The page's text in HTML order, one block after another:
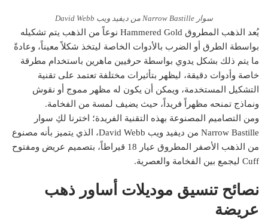
سوار Narrow Bastille من ديفيد ويب David Webb
يُعد الذهب المطروق Hammered Gold نوعاً من الذهب يتم تشكيله
بواسطة الطرق أو الضرب بالأدوات الخاصة ليتخذ شكلاً معيناً، وعادةً
ما يتم ذلك بشكل يدوي بواسطة حرفيين ماهرين باستخدام مطرقة
خاصة وأدوات دقيقة، ليظهر بتأثيرات مختلفة تعتمد على تقنية
التشكيل المستخدمة، ويمكن أن يكون له مظهر مموج أو نقوش
ونماذج تمنحه مظهراً فريداً، حيث يضيف لمسة من الفخامة.
ومن التصاميم المصنوعة بهذه التقنية الفريدة؛ اخترنا لكِ سوار
Narrow Bastille من ديفيد ويب David Webb، الذي يتميز بأنه مصنوع
من الذهب الأصفر المطروق عيار 18 قيراطاً، بتصميم عريض ومفتوح
Cuff ليجمع بين الفخامة والعصرية.
نصائح تنسيق موديلات أساور ذهب
عريضة